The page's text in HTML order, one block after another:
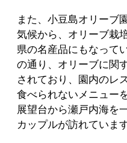
また、小豆島オリーブ
気候から、オリーブ栽
県の名産品にもなって
の通り、オリーブに関
されており、園内のレ
食べられないメニュー
展望台から瀬戸内海を
カップルが訪れています